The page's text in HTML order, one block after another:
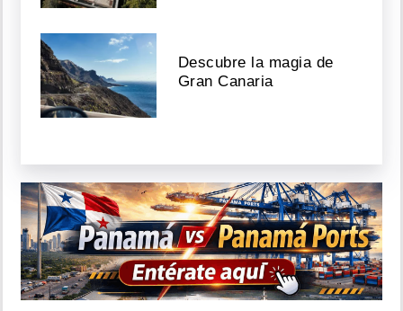
Descubre la magia de
Gran Canaria